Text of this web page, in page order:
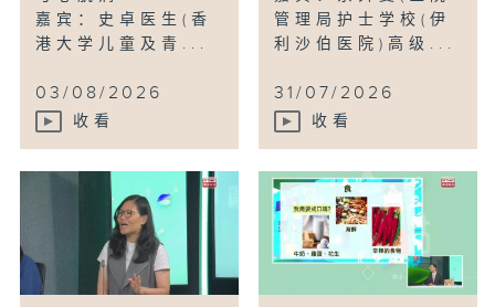
嘉宾：史卓医生(香
港大学儿童及青...
03/08/2026
收看
管理局护士学校(伊
利沙伯医院)高级...
31/07/2026
收看